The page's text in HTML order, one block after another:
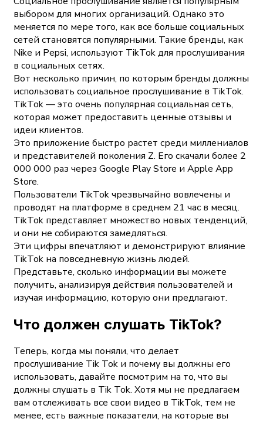
выбором для многих организаций. Однако это
меняется по мере того, как все больше социальных
сетей становятся популярными. Такие бренды, как
Nike и Pepsi, используют TikTok для прослушивания
в социальных сетях.
Вот несколько причин, по которым бренды должны
использовать социальное прослушивание в TikTok.
TikTok — это очень популярная социальная сеть,
которая может предоставить ценные отзывы и
идеи клиентов.
Это приложение быстро растет среди миллениалов
и представителей поколения Z. Его скачали более 2
000 000 раз через Google Play Store и Apple App
Store.
Пользователи TikTok чрезвычайно вовлечены и
проводят на платформе в среднем 21 час в месяц.
TikTok представляет множество новых тенденций,
и они не собираются замедляться.
Эти цифры впечатляют и демонстрируют влияние
TikTok на повседневную жизнь людей.
Представьте, сколько информации вы можете
получить, анализируя действия пользователей и
изучая информацию, которую они предлагают.
Что должен слушать TikTok?
Теперь, когда мы поняли, что делает
прослушивание Tik Tok и почему вы должны его
использовать, давайте посмотрим на то, что вы
должны слушать в Tik Tok. Хотя мы не предлагаем
вам отслеживать все свои видео в TikTok, тем не
менее, есть важные показатели, на которые вы